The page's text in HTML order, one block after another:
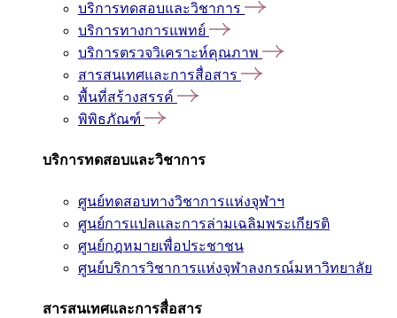
บริการทดสอบและวิชาการ
บริการทางการแพทย์
บริการตรวจวิเคราะห์คุณภาพ
สารสนเทศและการสื่อสาร
พื้นที่สร้างสรรค์
พิพิธภัณฑ์
บริการทดสอบและวิชาการ
ศูนย์ทดสอบทางวิชาการแห่งจุฬาฯ
ศูนย์การแปลและการล่ามเฉลิมพระเกียรติ
ศูนย์กฎหมายเพื่อประชาชน
ศูนย์บริการวิชาการแห่งจุฬาลงกรณ์มหาวิทยาลัย
สารสนเทศและการสื่อสาร